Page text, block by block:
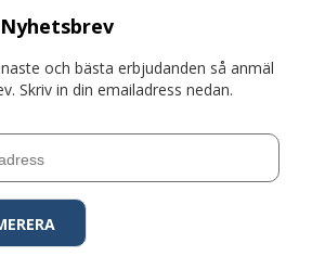
och bästa erbjudanden så anmäl
Skriv in din emailadress nedan.